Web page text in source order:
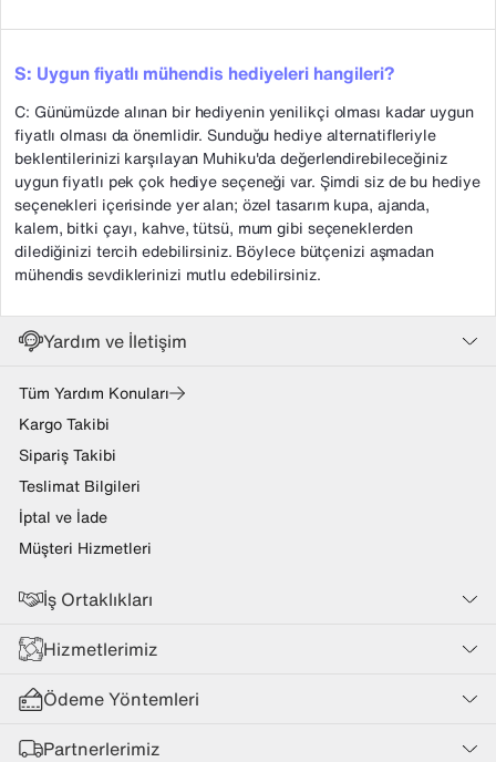
S: Uygun fiyatlı mühendis hediyeleri hangileri?
C: Günümüzde alınan bir hediyenin yenilikçi olması kadar uygun
fiyatlı olması da önemlidir. Sunduğu hediye alternatifleriyle
beklentilerinizi karşılayan Muhiku'da değerlendirebileceğiniz
uygun fiyatlı pek çok hediye seçeneği var. Şimdi siz de bu hediye
seçenekleri içerisinde yer alan; özel tasarım kupa, ajanda,
kalem, bitki çayı, kahve, tütsü, mum gibi seçeneklerden
dilediğinizi tercih edebilirsiniz. Böylece bütçenizi aşmadan
mühendis sevdiklerinizi mutlu edebilirsiniz.
Yardım ve İletişim
Tüm Yardım Konuları
Kargo Takibi
Sipariş Takibi
Teslimat Bilgileri
İptal ve İade
Müşteri Hizmetleri
İş Ortaklıkları
Hizmetlerimiz
Ödeme Yöntemleri
Partnerlerimiz